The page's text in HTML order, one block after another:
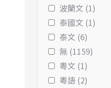
波蘭文 (1)
泰國文 (1)
泰文 (6)
無 (1159)
粵文 (1)
粵語 (2)